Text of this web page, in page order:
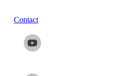
Contact